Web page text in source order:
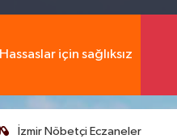
Hassaslar için sağlıksız
İzmir Nöbetçi Eczaneler